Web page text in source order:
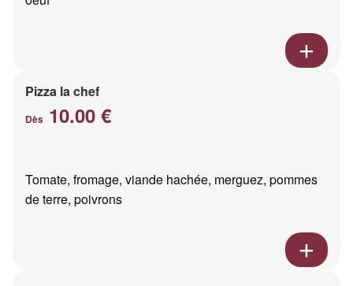
Pizza la chef
Dès 10.00 €
Tomate, fromage, viande hachée, merguez, pommes
de terre, poivrons